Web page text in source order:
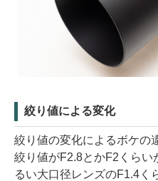
絞り値による変化
絞り値の変化によるボケの
絞り値がF2.8とかF2くらい
るい大口径レンズのF1.4く